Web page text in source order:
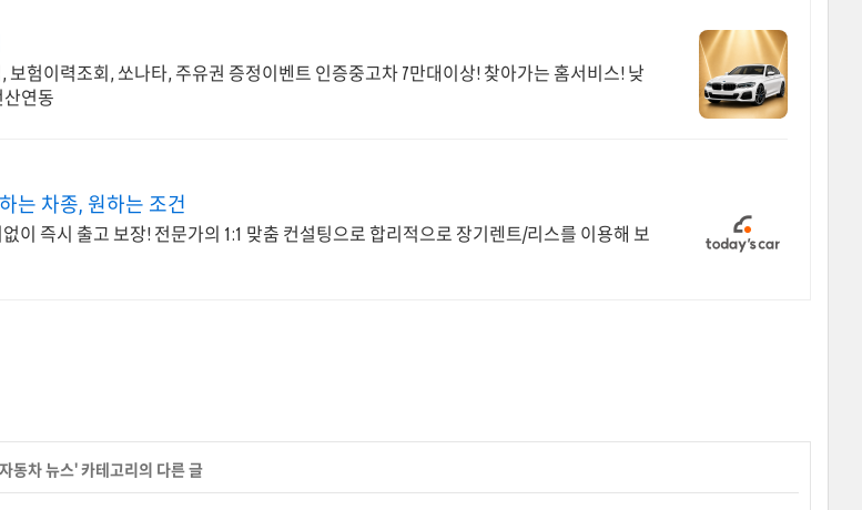
보험이력조회, 쏘나타, 주유권 증정이벤트 인증중고차 7만대이상! 찾아가는 홈서비스! 낮
산연동
는 차종, 원하는 조건
이 즉시 출고 보장! 전문가의 1:1 맞춤 컨설팅으로 합리적으로 장기렌트/리스를 이용해 보
동차 뉴스' 카테고리의 다른 글